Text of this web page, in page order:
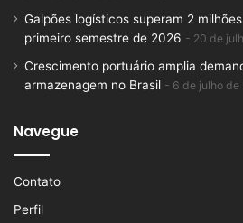
Galpões logísticos superam 2
primeiro semestre de 2026
20 de
Crescimento portuário amplia
armazenagem no Brasil
6 de julho de
Navegue
Contato
Perfil